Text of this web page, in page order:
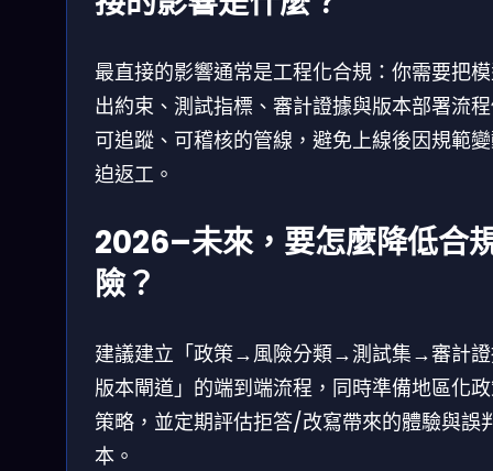
最直接的影響通常是工程化合規：你需要把
出約束、測試指標、審計證據與版本部署流
可追蹤、可稽核的管線，避免上線後因規範
迫返工。
2026–未來，要怎麼降低合
險？
建議建立「政策→風險分類→測試集→審計
版本閘道」的端到端流程，同時準備地區化
策略，並定期評估拒答/改寫帶來的體驗與誤
本。